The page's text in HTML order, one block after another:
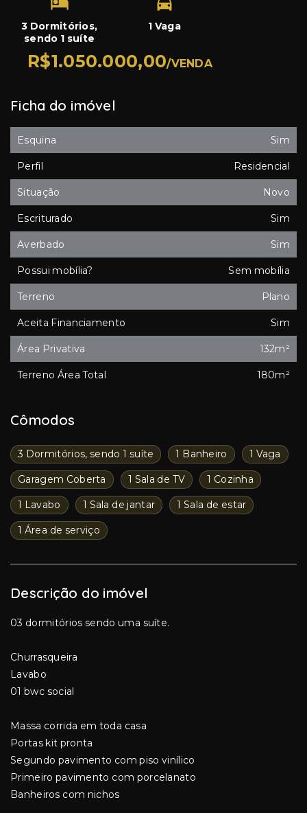
3 Dormitórios,
sendo 1 suíte
1 Vaga
R$1.050.000,00/VENDA
Cômodos
3 Dormitórios, sendo 1 suíte 1 Banheiro 1 Vaga
Garagem Coberta 1 Sala de TV 1 Cozinha
1 Lavabo 1 Sala de jantar 1 Sala de estar
1 Área de serviço
Descrição do imóvel
03 dormitórios sendo uma suíte.
Churrasqueira
Lavabo
01 bwc social
Massa corrida em toda casa
Portas kit pronta
Segundo pavimento com piso vinílico
Primeiro pavimento com porcelanato
Banheiros com nichos
Ficha do imóvel
Esquina Sim
Perfil Residencial
Situação Novo
Escriturado Sim
Averbado Sim
Possui mobília? Sem mobília
Terreno Plano
Aceita Financiamento Sim
Área Privativa 132m²
Terreno Área Total 180m²